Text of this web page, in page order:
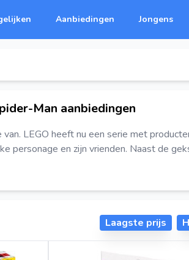
Aanbiedingen Jongens
Man aanbiedingen
LEGO heeft nu een serie met
en zijn vrienden. Naast de
Laagste prijs